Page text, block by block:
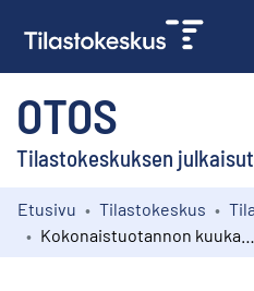
OTOS
Tilastokeskuksen
Kokoelmat
Etusivu Tilastokeskus